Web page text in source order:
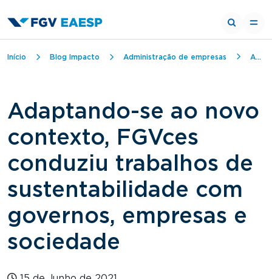
Trilha de navegação
Início Blog Impacto Administração de empresas Adaptando-se ao novo contexto, FGVces conduziu trabalhos de sustentabilidade com governos, empresas e sociedade
Adaptando-se ao novo
contexto, FGVces
conduziu trabalhos de
sustentabilidade com
governos, empresas e
sociedade